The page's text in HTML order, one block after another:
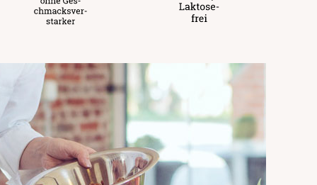
Erdnüssen und Senf enthalten.